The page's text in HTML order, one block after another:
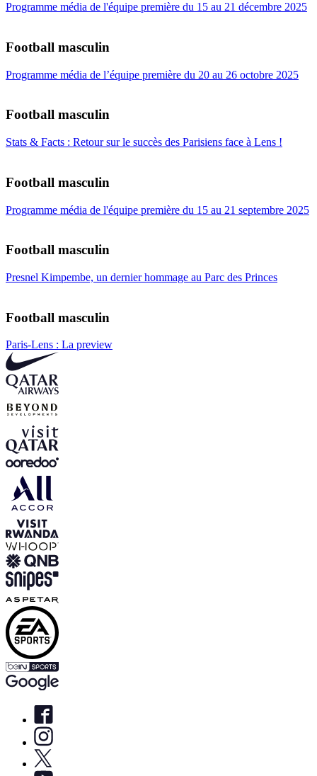
Programme média de l'équipe première du 15 au 21 décembre 2025
Football masculin
Programme média de l’équipe première du 20 au 26 octobre 2025
Football masculin
Stats & Facts : Retour sur le succès des Parisiens face à Lens !
Football masculin
Programme média de l'équipe première du 15 au 21 septembre 2025
Football masculin
Presnel Kimpembe, un dernier hommage au Parc des Princes
Football masculin
Paris-Lens : La preview